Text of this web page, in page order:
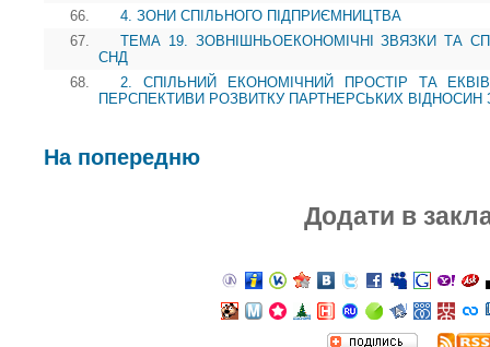
66.
4. ЗОНИ СПІЛЬНОГО ПІДПРИЄМНИЦТВА
67.
ТЕМА 19. ЗОВНІШНЬОЕКОНОМІЧНІ ЗВЯЗКИ ТА
СНД
68.
2. СПІЛЬНИЙ ЕКОНОМІЧНИЙ ПРОСТІР ТА
ПЕРСПЕКТИВИ РОЗВИТКУ ПАРТНЕРСЬКИХ ВІДНОСИН
На попередню
Додати в